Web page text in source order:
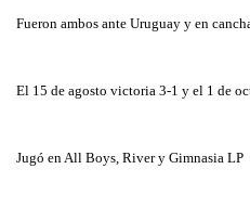
Fueron ambos ante Uruguay y en
El 15 de agosto victoria 3-1 y el 1 de
Jugó en All Boys, River y Gimnasia LP